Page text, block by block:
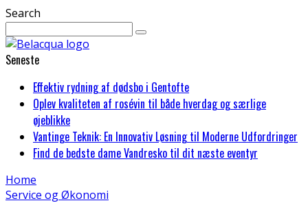
Search
Seneste
Effektiv rydning af dødsbo i Gentofte
Oplev kvaliteten af rosévin til både hverdag og særlige
øjeblikke
Vantinge Teknik: En Innovativ Løsning til Moderne Udfordringer
Find de bedste dame Vandresko til dit næste eventyr
Home
Service og Økonomi